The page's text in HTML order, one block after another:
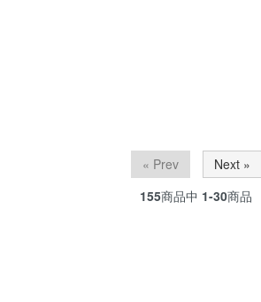
« Prev
Next »
155商品中 1-30商品